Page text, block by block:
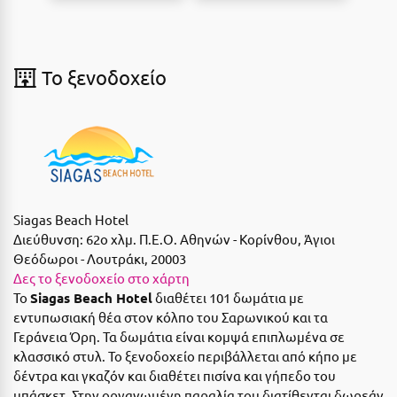
Ηράκλειο
Θάσος
Ι
Ιεράπετρα
Ιθάκη
Ικαρία
Ίος
To ξενοδοχείο
Siagas Beach Hotel
Διεύθυνση: 62ο χλμ. Π.Ε.Ο. Αθηνών - Κορίνθου, Άγιοι
Θεόδωροι - Λουτράκι, 20003
Δες το ξενοδοχείο στο χάρτη
Το Siagas Beach Hotelδιαθέτει 101 δωμάτια με
εντυπωσιακή θέα στον κόλπο του Σαρωνικού και τα
Γεράνεια Όρη. Τα δωμάτια είναι κομψά επιπλωμένα σε
κλασσικό στυλ. Το ξενοδοχείο περιβάλλεται από κήπο με
δέντρα και γκαζόν και διαθέτει πισίνα και γήπεδο του